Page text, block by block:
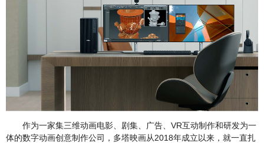
作为一家集三维动画电影、剧集、广告、VR互动制作和研发为一
体的数字动画创意制作公司，多塔映画从2018年成立以来，就一直扎